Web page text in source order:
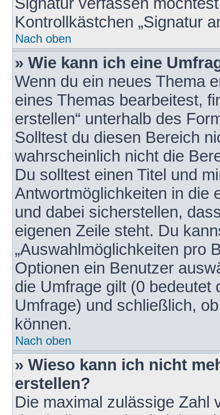
Kontrollkästchen „Signatur
Nach oben
» Wie kann ich eine
Wenn du ein neues Thema
eines Themas bearbeitest,
erstellen“ unterhalb des
Solltest du diesen Bereich
wahrscheinlich nicht die
Du solltest einen Titel und
Antwortmöglichkeiten in die
und dabei sicherstellen,
eigenen Zeile steht. Du
„Auswahlmöglichkeiten pro
Optionen ein Benutzer
die Umfrage gilt (0 bedeutet
Umfrage) und schließlich,
können.
Nach oben
» Wieso kann ich nicht
erstellen?
Die maximal zulässige Zahl